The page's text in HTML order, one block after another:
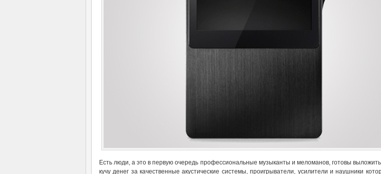
Есть люди, а это в первую очередь профессиональные музыканты и меломанов, готовы
кучу денег за качественные акустические системы, проигрыватели, усилители и наушники